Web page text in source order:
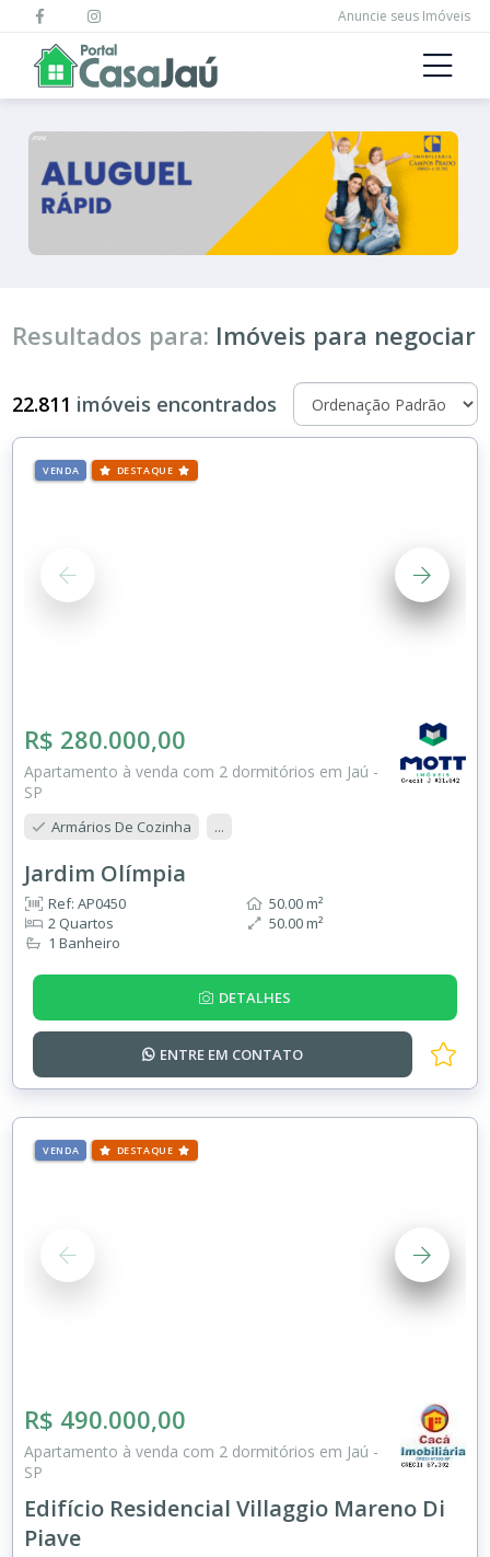
Anuncie seus Imóveis
Resultados para: Imóveis para negociar
22.811 imóveis encontrados
VENDA DESTAQUE
R$ 280.000,00
Apartamento à venda com 2 dormitórios em Jaú -
SP
Armários De Cozinha ...
Jardim Olímpia
Ref: AP0450
2 Quartos
1 Banheiro
50.00 m²
50.00 m²
DETALHES
ENTRE EM CONTATO
VENDA DESTAQUE
R$ 490.000,00
Apartamento à venda com 2 dormitórios em Jaú -
SP
Edifício Residencial Villaggio Mareno Di
Piave